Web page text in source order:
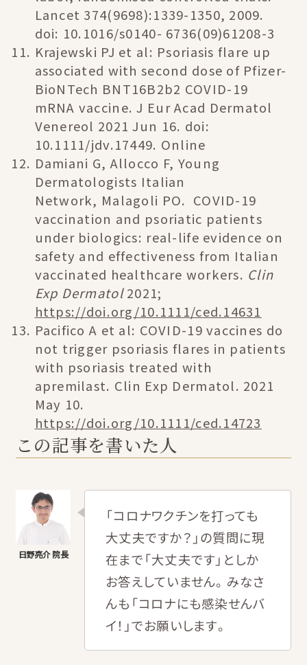
Lancet 374(9698):1339-1350, 2009.
doi: 10.1016/s0140- 6736(09)61208-3
Krajewski PJ et al: Psoriasis flare up
associated with second dose of Pfizer-
BioNTech BNT16B2b2 COVID-19
mRNA vaccine. J Eur Acad Dermatol
Venereol 2021 Jun 16. doi:
10.1111/jdv.17449. Online
Damiani G, Allocco F, Young
Dermatologists Italian
Network, Malagoli PO. COVID-19
vaccination and psoriatic patients
under biologics: real-life evidence on
safety and effectiveness from Italian
vaccinated healthcare workers. Clin
Exp Dermatol2021;
https://doi.org/10.1111/ced.14631
Pacifico A et al: COVID-19 vaccines do
not trigger psoriasis flares in patients
with psoriasis treated with
apremilast. Clin Exp Dermatol. 2021
May 10.
https://doi.org/10.1111/ced.14723
この記事を書いた人
「コロナワクチンを打っても
大丈夫ですか？」の質問に現
在まで「大丈夫です」としか
お答えしていません。みなさ
んも「コロナにも感染せんバ
イ！」でお願いします。